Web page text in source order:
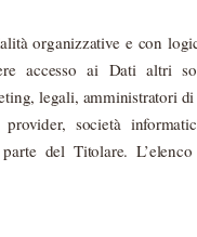
organizzative e con
accesso ai Dati altri
legali, amministratori di
società
del Titolare.